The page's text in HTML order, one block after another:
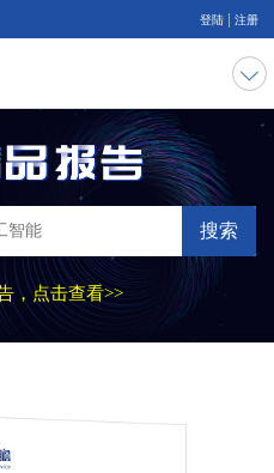
登陆 注册
搜索
，点击查看>>